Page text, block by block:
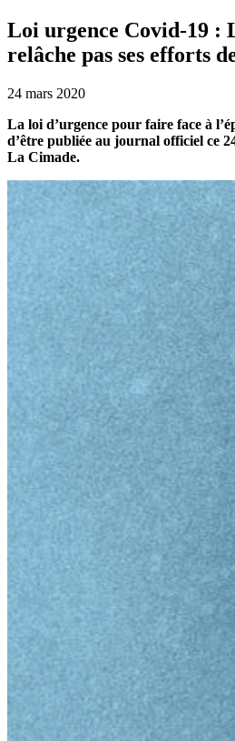
Loi urgence Covid-19 :
relâche pas ses efforts
24 mars 2020
La loi d’urgence pour faire face à
d’être publiée au journal officiel ce
La Cimade.